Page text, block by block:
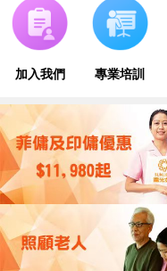
加入我們 專業培訓